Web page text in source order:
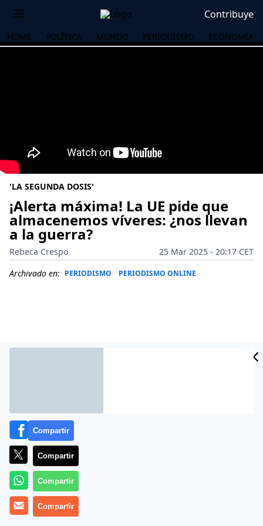
Contribuye
HOME POLÍTICA MUNDO PERIODISMO ECONOMÍA
'LA SEGUNDA DOSIS'
¡Alerta máxima! La UE pide que
almacenemos víveres: ¿nos llevan
a la guerra?
Rebeca Crespo
25 Mar 2025 - 20:17 CET
Archivado en: PERIODISMO PERIODISMO ONLINE
Más información
Compartir
Compartir
Compartir
Compartir